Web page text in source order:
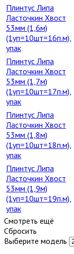
Плинтус Липа
Ласточкин Хвост
53мм (1,6м)
(1уп=10шт=16п.м),
упак
Плинтус Липа
Ласточкин Хвост
53мм (1,7м)
(1уп=10шт=17п.м),
упак
Плинтус Липа
Ласточкин Хвост
53мм (1,8м)
(1уп=10шт=18п.м),
упак
Плинтус Липа
Ласточкин Хвост
53мм (1,9м)
(1уп=10шт=19п.м),
упак
Смотреть ещё
Сбросить
Выберите модель